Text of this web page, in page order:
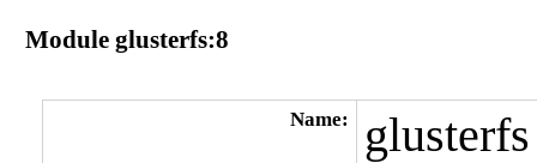
Module glusterfs:8
Name: glusterfs